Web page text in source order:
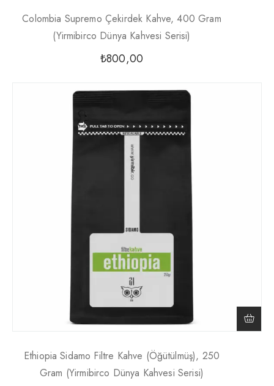
Colombia Supremo Çekirdek Kahve, 400 Gram
(Yirmibirco Dünya Kahvesi Serisi)
₺800,00
Ethiopia Sidamo Filtre Kahve (Öğütülmüş), 250
Gram (Yirmibirco Dünya Kahvesi Serisi)